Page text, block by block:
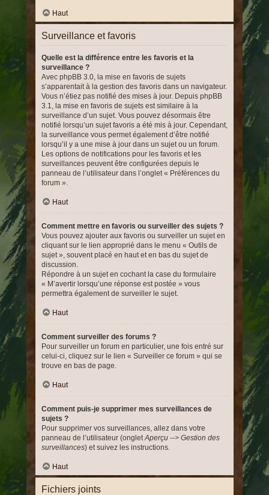
Haut
Surveillance et favoris
Quelle est la différence entre les favoris et la
surveillance ?
Avec phpBB 3.0, la mise en favoris de sujets
s’apparentait à la gestion des favoris dans un navigateur.
Vous n’étiez pas notifié des mises à jour. Depuis phpBB
3.1, la mise en favoris de sujets est similaire à la
surveillance d’un sujet. Vous pouvez désormais être
notifié lorsqu’un sujet favoris a été mis à jour. Cependant,
la surveillance vous permet également d’être notifié
lorsqu’il y a une mise à jour dans un sujet ou un forum.
Les options de notifications pour les favoris et les
surveillances peuvent être configurées depuis le
panneau de l’utilisateur dans l’onglet « Préférences du
forum ».
Haut
Comment mettre en favoris ou surveiller des sujets ?
Vous pouvez ajouter aux favoris ou surveiller un sujet en
cliquant sur le lien approprié dans le menu « Outils de
sujet », souvent placé en haut et en bas du sujet de
discussion.
Répondre à un sujet en cochant la case du formulaire
« M’avertir lorsqu’une réponse est postée » vous
permettra également de surveiller le sujet.
Haut
Comment surveiller des forums ?
Pour surveiller un forum en particulier, une fois entré sur
celui-ci, cliquez sur le lien « Surveiller ce forum » qui se
trouve en bas de page.
Haut
Comment puis-je supprimer mes surveillances de
sujets ?
Pour supprimer vos surveillances, allez dans votre
panneau de l’utilisateur (ongletAperçu --> Gestion des
surveillances) et suivez les instructions.
Haut
Fichiers joints